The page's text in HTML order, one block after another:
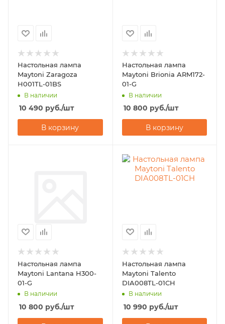
Настольная лампа
Maytoni Zaragoza
H001TL-01BS
В наличии
10 490 руб./шт
В корзину
Настольная лампа
Maytoni Brionia ARM172-
01-G
В наличии
10 800 руб./шт
В корзину
Настольная лампа
Maytoni Lantana H300-
01-G
В наличии
10 800 руб./шт
Настольная лампа
Maytoni Talento
DIA008TL-01CH
В наличии
10 990 руб./шт